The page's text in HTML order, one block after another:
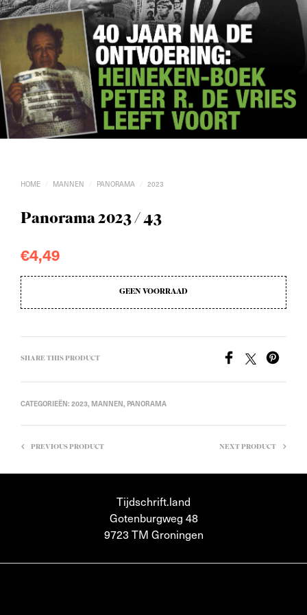
HOME / MANNEN / PANORAMA / 2023
Panorama 2023 / 43
€4,49
GEEN VOORRAAD
SHARE THIS PRODUCT
CATEGORIEËN: 2023, MANNEN, PANORAMA
PREVIOUS PRODUCT NEXT PRODUCT
Tijdschrift.land
Gotenburgweg 48
9723 TM Groningen